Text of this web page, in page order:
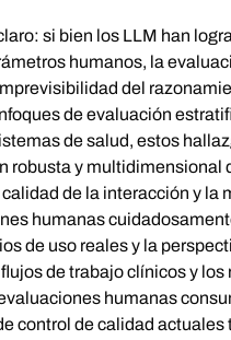
si bien los LLM han
humanos, la
del
de evaluación
de salud, estos
robusta y
de la interacción y
humanas
de uso reales y la
de trabajo clínicos y
humanas
control de calidad